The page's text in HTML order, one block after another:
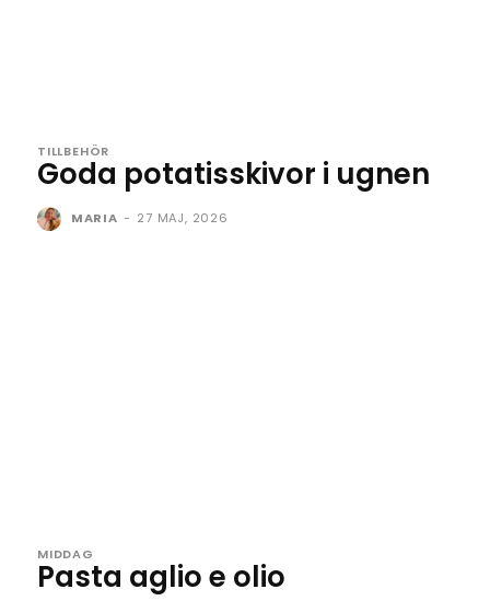
TILLBEHÖR
Goda potatisskivor i ugnen
MARIA - 27 MAJ, 2026
MIDDAG
Pasta aglio e olio